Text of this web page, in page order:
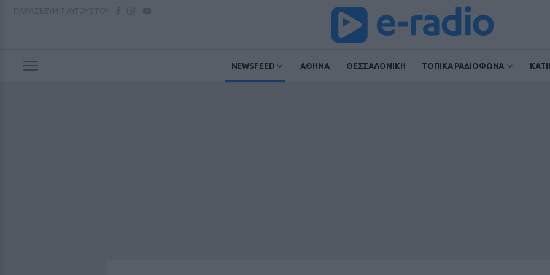
NEWSFEED ΑΘΗΝΑ ΘΕΣΣΑΛΟΝΙΚΗ ΤΟΠΙΚΑ ΡΑΔΙΟΦΩΝΑ